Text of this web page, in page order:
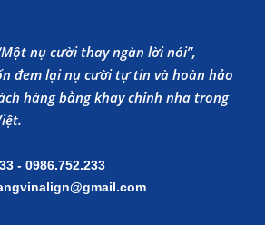
nụ cười thay ngàn lời nói”,
đem lại nụ cười tự tin và hoàn hảo
hàng bằng khay chỉnh nha trong
- 0986.752.233